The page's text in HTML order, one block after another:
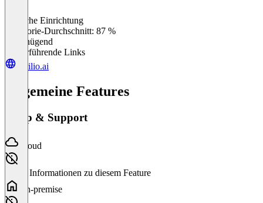
Einfache Einrichtung
Kategorie-Durchschnitt: 87 %
Ungenügend
Weiterführende Links
nerilio.ai
Allgemeine Features
Setup & Support
Cloud
Keine Informationen zu diesem Feature
On-premise